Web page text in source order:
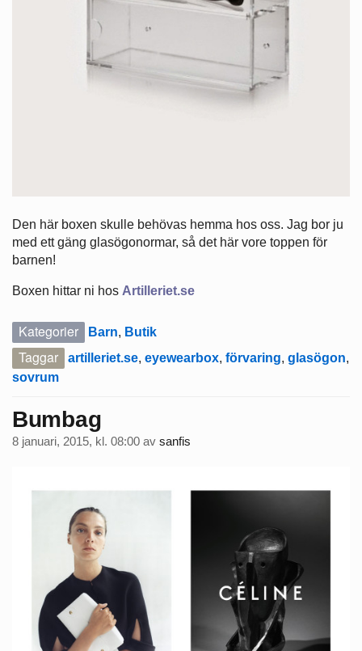
Den här boxen skulle behövas hemma hos oss. Jag bor ju
med ett gäng glasögonormar, så det här vore toppen för
barnen!
Boxen hittar ni hos Artilleriet.se
Kategorier Barn, Butik
Taggar artilleriet.se, eyewearbox, förvaring, glasögon,
sovrum
Bumbag
8 januari, 2015, kl. 08:00 av sanfis